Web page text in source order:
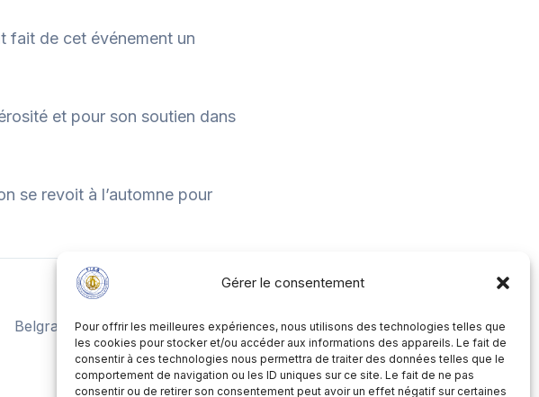
Gérer le consentement
Pour offrir les meilleures expériences, nous utilisons des technologies telles que
les cookies pour stocker et/ou accéder aux informations des appareils. Le fait de
consentir à ces technologies nous permettra de traiter des données telles que le
comportement de navigation ou les ID uniques sur ce site. Le fait de ne pas
consentir ou de retirer son consentement peut avoir un effet négatif sur certaines
fait de cet événement un
et pour son soutien dans
se revoit à l’automne pour
Belgrade, Serbie, du 21 au 24 Mai 2026